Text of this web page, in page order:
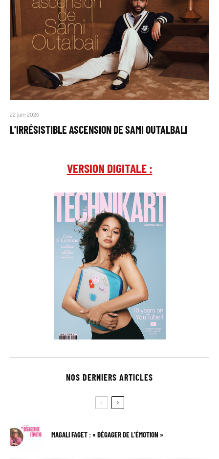
22 juin 2026
L’IRRÉSISTIBLE ASCENSION DE SAMI OUTALBALI
VERSION DIGITALE :
NOS DERNIERS ARTICLES
MAGALI FAGET : « DÉGAGER DE L’ÉMOTION »